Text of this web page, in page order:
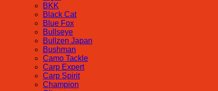
BKK
Black Cat
Blue Fox
Bullseye
Bullzen Japan
Bushman
Camo Tackle
Carp Expert
Carp Spirit
Champion